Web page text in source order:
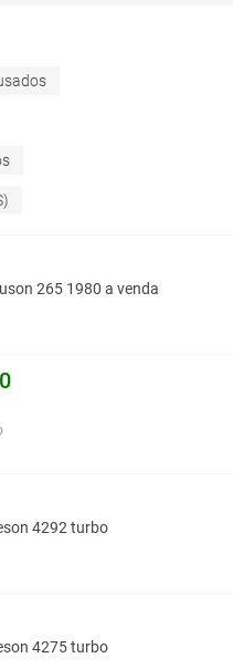
265 1980 a venda
4292 turbo
4275 turbo